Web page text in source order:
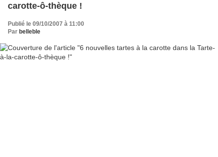
carotte-ô-thèque !
Publié le 09/10/2007 à 11:00
Par belleble